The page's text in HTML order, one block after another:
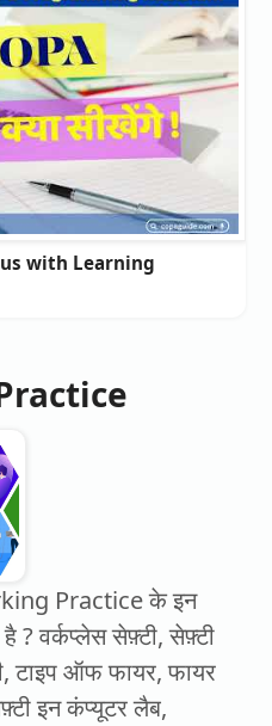
with Learning
Practice के इन
? वर्कप्लेस सेफ़्टी, सेफ़्टी
टाइप ऑफ फायर, फायर
इन कंप्यूटर लैब,